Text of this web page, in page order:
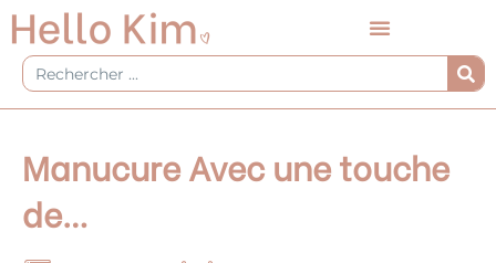
Aller
au
contenu
Rechercher
Manucure Avec une touche
de…